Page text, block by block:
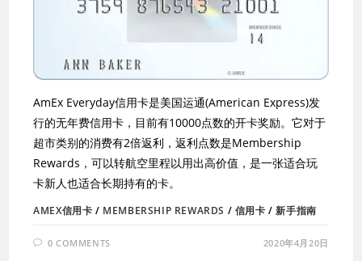
AmEx Everyday信用卡是美国运通(American Express)发
行的无年费信用卡，目前有10000点数的开卡奖励。它对于
超市类别的消费有2倍返利，返利点数是Membership
Rewards，可以转航空里程以用出高价值，是一张适合玩
卡新人也适合长期持有的卡。
AMEX信用卡 / MEMBERSHIP REWARDS / 信用卡 /新手指南
0 COMMENTS 2020年4月20日